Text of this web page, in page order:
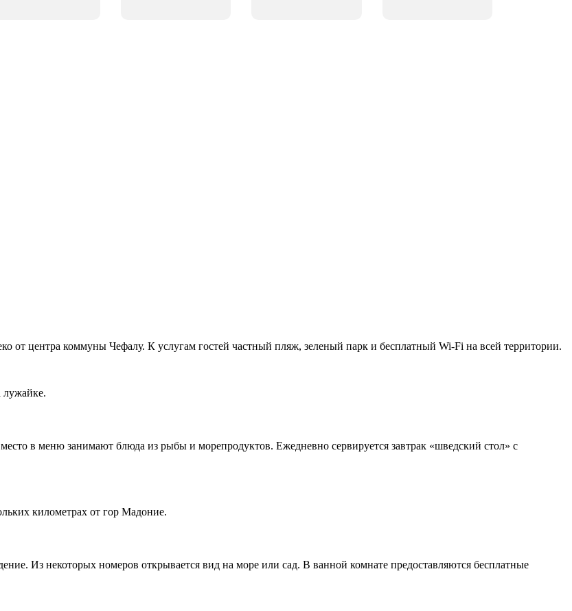
от центра коммуны Чефалу. К услугам гостей частный пляж, зеленый парк и бесплатный Wi-Fi на всей территории.
лужайке.
в меню занимают блюда из рыбы и морепродуктов. Ежедневно сервируется завтрак «шведский стол» с
километрах от гор Мадоние.
Из некоторых номеров открывается вид на море или сад. В ванной комнате предоставляются бесплатные